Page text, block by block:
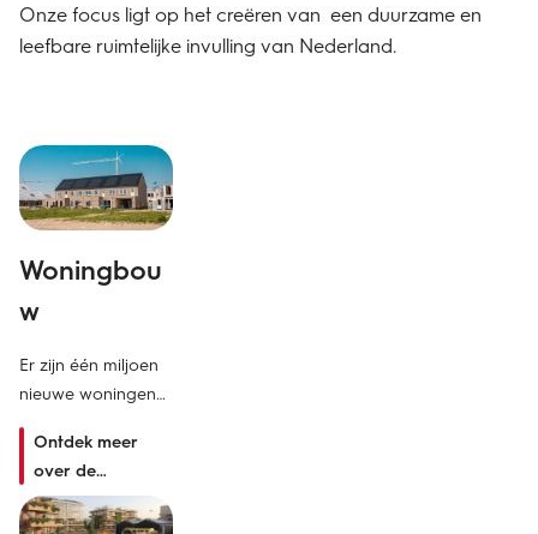
Onze focus ligt op het creëren van een duurzame en
leefbare ruimtelijke invulling van Nederland.
Woningbou
w
Er zijn één miljoen
nieuwe woningen
nodig die
bovendien
aardgasvrij en
energiezuinig
Ontdek meer
over de
woningbouwopg
ave